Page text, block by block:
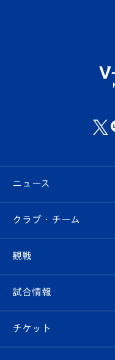
ニュース
すべて
クラブ
試合情報
クラブ・チーム
クラブ概要
エンブレム紹介
観戦
観戦ルール
はじめての観戦ガイド
試合情報
試合日程/結果
チケット